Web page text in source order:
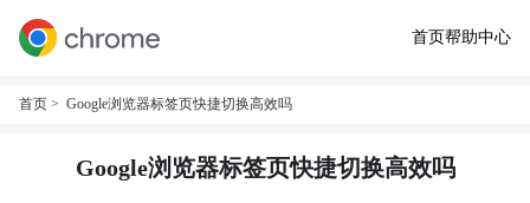
首页帮助中心
首页 > Google浏览器标签页快捷切换高效吗
Google浏览器标签页快捷切换高效吗